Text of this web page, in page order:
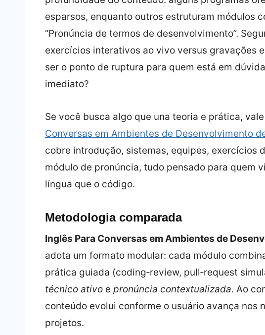
esparsos, enquanto outros estruturam módulos
“Pronúncia de termos de desenvolvimento”.
exercícios interativos ao vivo versus gravações
ser o ponto de ruptura para quem está em
imediato?
Se você busca algo que una teoria e prática,
Conversas em Ambientes de Desenvolvimento
cobre introdução, sistemas, equipes, exercícios
módulo de pronúncia, tudo pensado para quem
língua que o código.
Metodologia comparada
Inglês Para Conversas em Ambientes de
adota um formato modular: cada módulo
prática guiada (coding‑review, pull‑request
técnico ativoe pronúncia contextualizada. Ao
conteúdo evolui conforme o usuário avança nos
projetos.